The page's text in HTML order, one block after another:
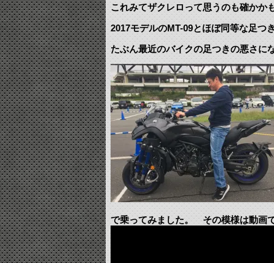
これみてザクレロって思うのも確か
2017モデルのMT-09とほぼ同等な足つ
たぶん最近のバイクの足つきの悪さに
で乗ってみました。 その模様は動画